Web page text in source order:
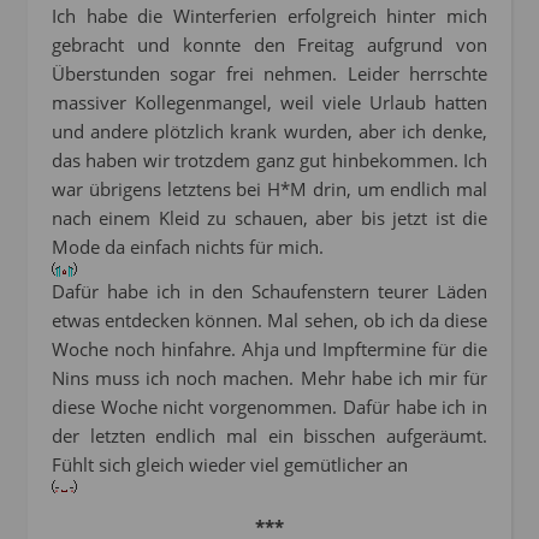
Ich habe die Winterferien erfolgreich hinter mich
gebracht und konnte den Freitag aufgrund von
Überstunden sogar frei nehmen. Leider herrschte
massiver Kollegenmangel, weil viele Urlaub hatten
und andere plötzlich krank wurden, aber ich denke,
das haben wir trotzdem ganz gut hinbekommen. Ich
war übrigens letztens bei H*M drin, um endlich mal
nach einem Kleid zu schauen, aber bis jetzt ist die
Mode da einfach nichts für mich.
Dafür habe ich in den Schaufenstern teurer Läden
etwas entdecken können. Mal sehen, ob ich da diese
Woche noch hinfahre. Ahja und Impftermine für die
Nins muss ich noch machen. Mehr habe ich mir für
diese Woche nicht vorgenommen. Dafür habe ich in
der letzten endlich mal ein bisschen aufgeräumt.
Fühlt sich gleich wieder viel gemütlicher an
***